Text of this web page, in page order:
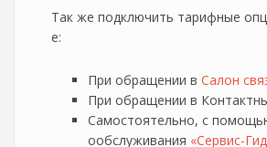
Так же подключить тарифные
е:
При обращении в Салон
При обращении в
Самостоятельно, с
ообслуживания «Сервис-